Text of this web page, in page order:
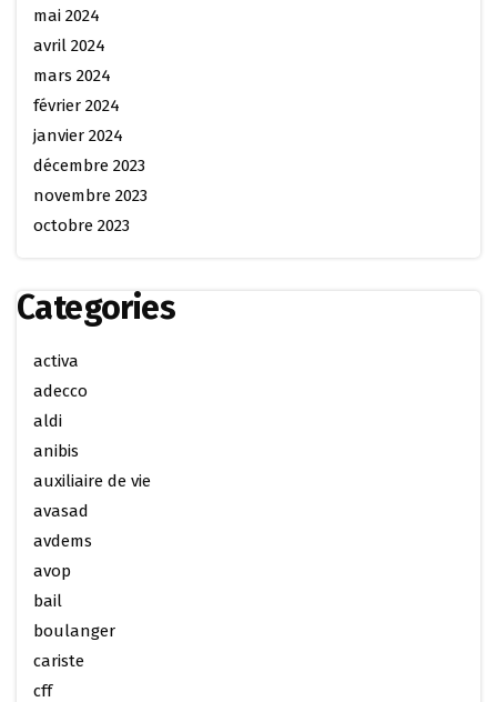
mai 2024
avril 2024
mars 2024
février 2024
janvier 2024
décembre 2023
novembre 2023
octobre 2023
Categories
activa
adecco
aldi
anibis
auxiliaire de vie
avasad
avdems
avop
bail
boulanger
cariste
cff